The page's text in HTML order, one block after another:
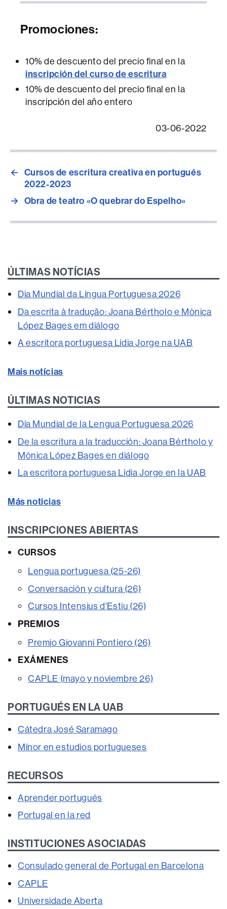
Promociones:
10% de descuento del precio final en la
inscripción del curso de escritura
10% de descuento del precio final en la
inscripción del año entero
03-06-2022
← Cursos de escritura creativa en portugués
2022-2023
→ Obra de teatro «O quebrar do Espelho»
ÚLTIMAS NOTÍCIAS
Dia Mundial da Língua Portuguesa 2026
Da escrita à tradução: Joana Bértholo e Mònica
López Bages em diálogo
A escritora portuguesa Lídia Jorge na UAB
Mais notícias
ÚLTIMAS NOTICIAS
Día Mundial de la Lengua Portuguesa 2026
De la escritura a la traducción: Joana Bértholo y
Mònica López Bages en diálogo
La escritora portuguesa Lídia Jorge en la UAB
Más noticias
INSCRIPCIONES ABIERTAS
CURSOS
Lengua portuguesa (25-26)
Conversación y cultura (26)
Cursos Intensius d'Estiu (26)
PREMIOS
Premio Giovanni Pontiero (26)
EXÁMENES
CAPLE (mayo y noviembre 26)
PORTUGUÉS EN LA UAB
Cátedra José Saramago
Mínor en estudios portugueses
RECURSOS
Aprender portugués
Portugal en la red
INSTITUCIONES ASOCIADAS
Consulado general de Portugal en Barcelona
CAPLE
Universidade Aberta